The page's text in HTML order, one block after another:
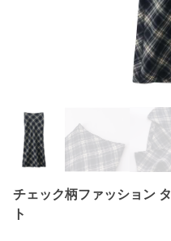
チェック柄ファッション
ト